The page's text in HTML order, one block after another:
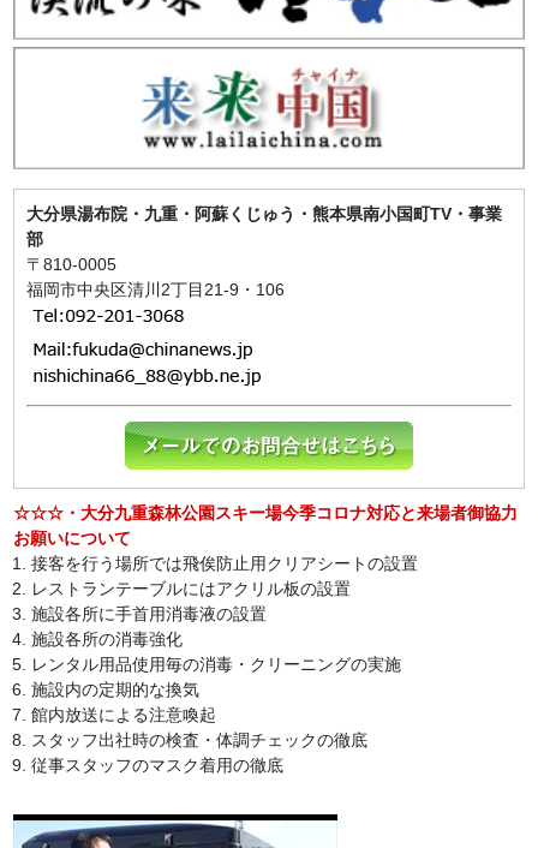
大分県湯布院・九重・阿蘇くじゅう・熊本県南小国町TV・事業
部
〒810-0005
福岡市中央区清川2丁目21-9・106
☆☆☆・大分九重森林公園スキー場今季コロナ対応と来場者御協力
お願いについて
接客を行う場所では飛俟防止用クリアシートの設置
レストランテーブルにはアクリル板の設置
施設各所に手首用消毒液の設置
施設各所の消毒強化
レンタル用品使用毎の消毒・クリーニングの実施
施設内の定期的な換気
館内放送による注意喚起
スタッフ出社時の検査・体調チェックの徹底
従事スタッフのマスク着用の徹底